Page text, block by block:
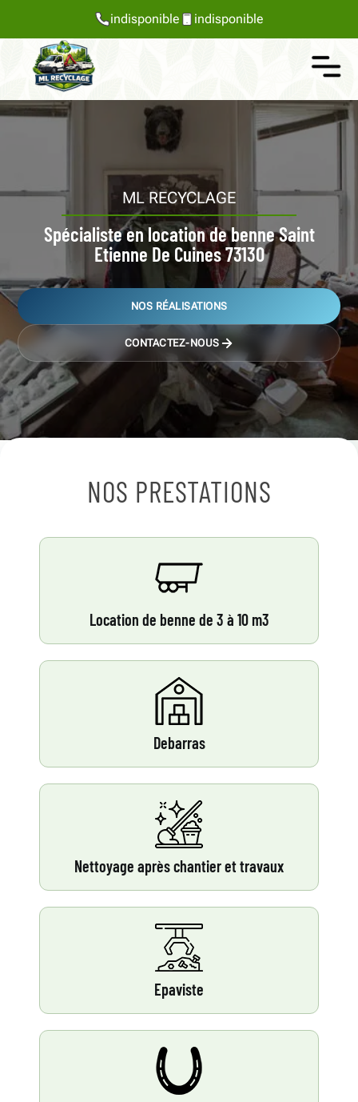
indisponible indisponible
ML RECYCLAGE
Spécialiste en location de benne Saint
Etienne De Cuines 73130
NOS RÉALISATIONS
CONTACTEZ-NOUS
NOS PRESTATIONS
Location de benne de 3 à 10 m3
Debarras
Nettoyage après chantier et travaux
Epaviste